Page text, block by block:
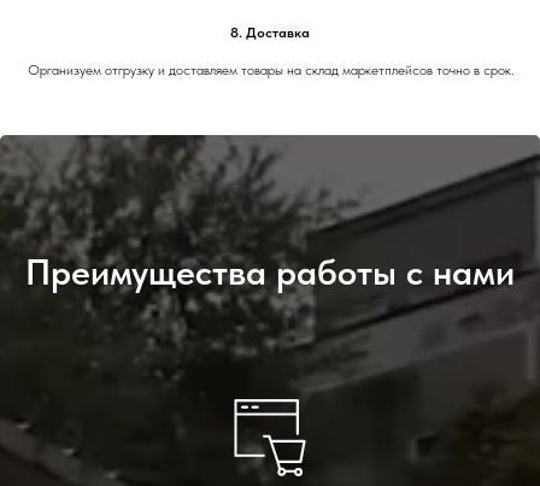
8. Доставка
Организуем отгрузку и доставляем товары на склад маркетплейсов точно в срок.
Преимущества работы с нами